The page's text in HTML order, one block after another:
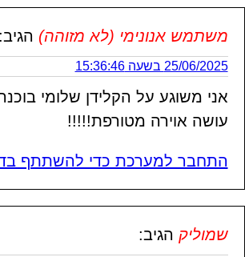
משתמש אנונימי (לא מזוהה) הגיב:
25/06/2025 בשעה 15:36:46
אני משוגע על הקלידן שלומי
עושה אוירה מטורפת!!!!!
התחבר למערכת כדי להשתתף
שמוליק הגיב: